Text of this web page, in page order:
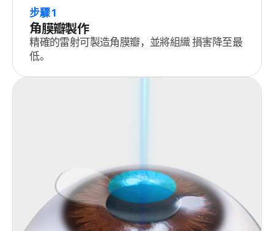
步驟 1
角膜瓣製作
精確的雷射可製造角膜瓣，並將組織 損害降至最
低。